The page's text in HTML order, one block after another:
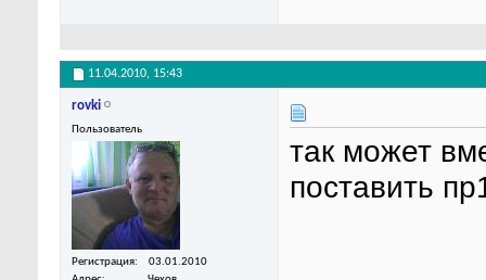
11.04.2010, 15:43
rovki
Пользователь
Регистрация
03.01.2010
так может
поставить